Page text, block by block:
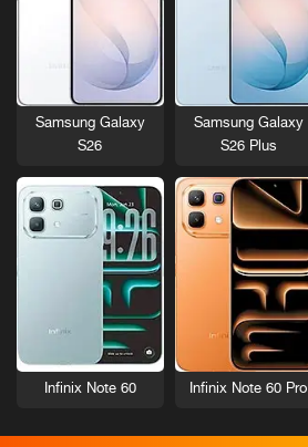
Samsung Galaxy
S26 Plus
Samsung Galaxy
S26
Infinix Note 60 Pro
Infinix Note 60